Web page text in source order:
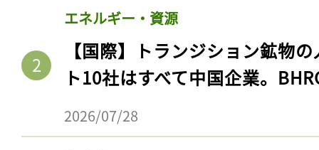
エネルギー・資源
【国際】トランジション鉱物
ト10社はすべて中国企業。
2026/07/28